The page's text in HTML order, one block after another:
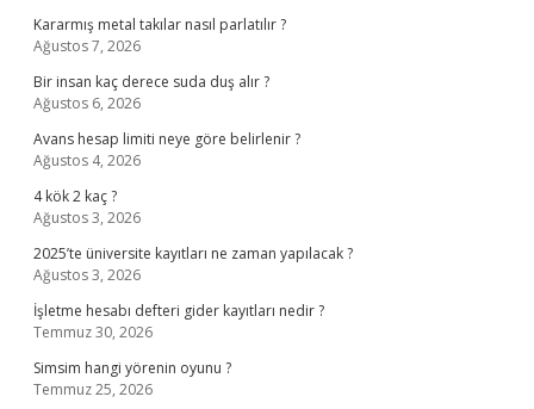
Kararmış metal takılar nasıl parlatılır ?
Ağustos 7, 2026
Bir insan kaç derece suda duş alır ?
Ağustos 6, 2026
Avans hesap limiti neye göre belirlenir ?
Ağustos 4, 2026
4 kök 2 kaç ?
Ağustos 3, 2026
2025’te üniversite kayıtları ne zaman yapılacak ?
Ağustos 3, 2026
İşletme hesabı defteri gider kayıtları nedir ?
Temmuz 30, 2026
Simsim hangi yörenin oyunu ?
Temmuz 25, 2026